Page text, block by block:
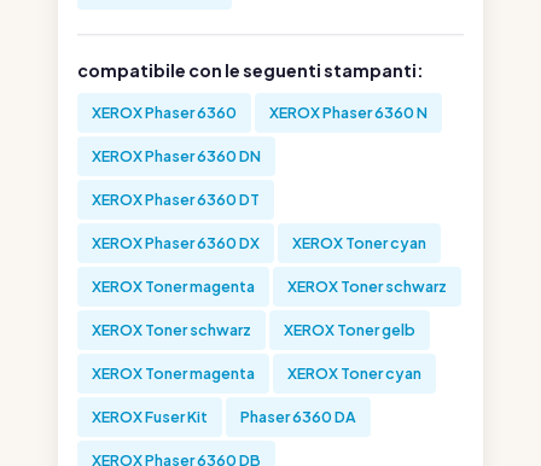
compatibile con le seguenti stampanti:
XEROX Phaser 6360 XEROX Phaser 6360 N
XEROX Phaser 6360 DN
XEROX Phaser 6360 DT
XEROX Phaser 6360 DX XEROX Toner cyan
XEROX Toner magenta XEROX Toner schwarz
XEROX Toner schwarz XEROX Toner gelb
XEROX Toner magenta XEROX Toner cyan
XEROX Fuser Kit Phaser 6360 DA
XEROX Phaser 6360 DB